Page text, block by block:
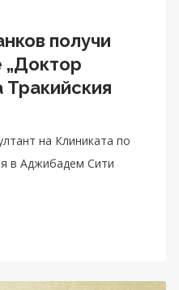
получи
„Доктор
Тракийския
на Клиниката по
в Аджибадем Сити